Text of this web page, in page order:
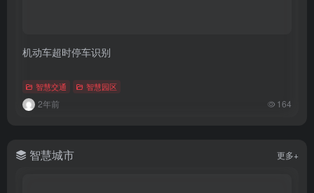
机动车超时停车识别
智慧交通 智慧园区
2年前 164
智慧城市 更多+